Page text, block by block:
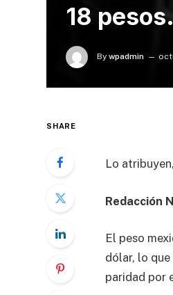
18
By wpadmin
SHARE
Lo
Redacción
El peso
dólar, lo
paridad por